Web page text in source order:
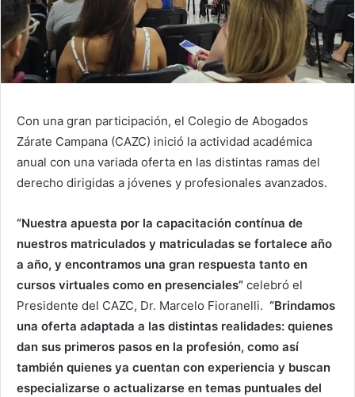
Con una gran participación, el Colegio de Abogados
Zárate Campana (CAZC) inició la actividad académica
anual con una variada oferta en las distintas ramas del
derecho dirigidas a jóvenes y profesionales avanzados.
“Nuestra apuesta por la capacitación contínua de
nuestros matriculados y matriculadas se fortalece año
a año, y encontramos una gran respuesta tanto en
cursos virtuales como en presenciales” celebró el
Presidente del CAZC, Dr. Marcelo Fioranelli. “Brindamos
una oferta adaptada a las distintas realidades: quienes
dan sus primeros pasos en la profesión, como así
también quienes ya cuentan con experiencia y buscan
especializarse o actualizarse en temas puntuales del